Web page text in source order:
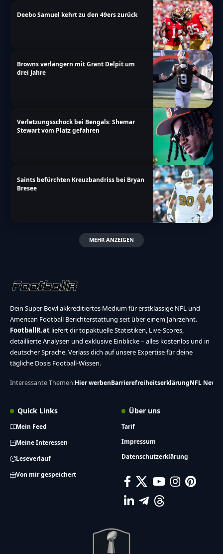
Deebo Samuel kehrt zu den 49ers zurück
Browns verlängern mit Grant Delpit um
drei Jahre
Verletzungsschock bei Bengals: Shemar
Stewart vom Platz gefahren
Saints befürchten Kreuzbandriss bei Bryan
Bresee
MEHR ANZEIGEN
Dein Super Bowl akkreditiertes Medium für erstklassige NFL und
American Football Berichterstattung seit über einem Jahrzehnt.
FootballR.at liefert dir topaktuelle Statistiken, Live-Scores,
detaillierte Analysen und exklusive Einblicke – alles kostenlos und in
deutscher Sprache. Verlass dich auf unsere Expertise für deine
tägliche Dosis Football-Wissen.
Interessante Themen:Hier werbenBarrierefreiheitserklärungNFL News
Quick Links
Mein Feed
Meine Interessen
Leseverlauf
Von mir gespeichert
Über uns
Tarif
Impressum
Datenschutzerklärung